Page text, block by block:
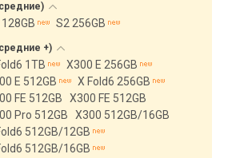
S2 256GB
+)
1TB
X300 E 256GB
E 512GB
X Fold6 256GB
FE 512GB
X300 FE 512GB
Pro 512GB
X300 512GB/16GB
512GB/12GB
512GB/16GB